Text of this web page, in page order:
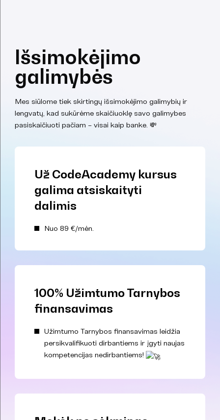
Išsimokėjimo
galimybės
Mes siūlome tiek skirtingų išsimokėjimo galimybių ir
lengvatų, kad sukūrėme skaičiuoklę savo galimybes
pasiskaičiuoti pačiam – visai kaip banke. 💸
Už CodeAcademy kursus
galima atsiskaityti
dalimis
Nuo 89 €/mėn.
100% Užimtumo Tarnybos
finansavimas
Užimtumo Tarnybos finansavimas leidžia
persikvalifikuoti dirbantiems ir įgyti naujas
kompetencijas nedirbantiems!